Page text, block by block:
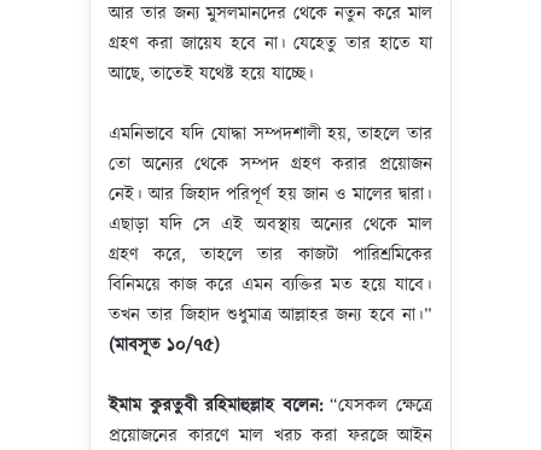
আর তার জন্য মুসলমানদের থেকে নতুন করে মাল
গ্রহণ করা জায়েয হবে না। যেহেতু তার হাতে যা
আছে, তাতেই যথেষ্ট হয়ে যাচ্ছে।
এমনিভাবে যদি যোদ্ধা সম্পদশালী হয়, তাহলে তার
তো অন্যের থেকে সম্পদ গ্রহণ করার প্রয়োজন
নেই। আর জিহাদ পরিপূর্ণ হয় জান ও মালের দ্বারা।
এছাড়া যদি সে এই অবস্থায় অন্যের থেকে মাল
গ্রহণ করে, তাহলে তার কাজটা পারিশ্রমিকের
বিনিময়ে কাজ করে এমন ব্যক্তির মত হয়ে যাবে।
তখন তার জিহাদ শুধুমাত্র আল্লাহর জন্য হবে না।”
(মাবসূত ১০/৭৫)
ইমাম কুরতুবী রহিমাহুল্লাহ বলেন:“যেসকল ক্ষেত্রে
প্রয়োজনের কারণে মাল খরচ করা ফরজে আইন